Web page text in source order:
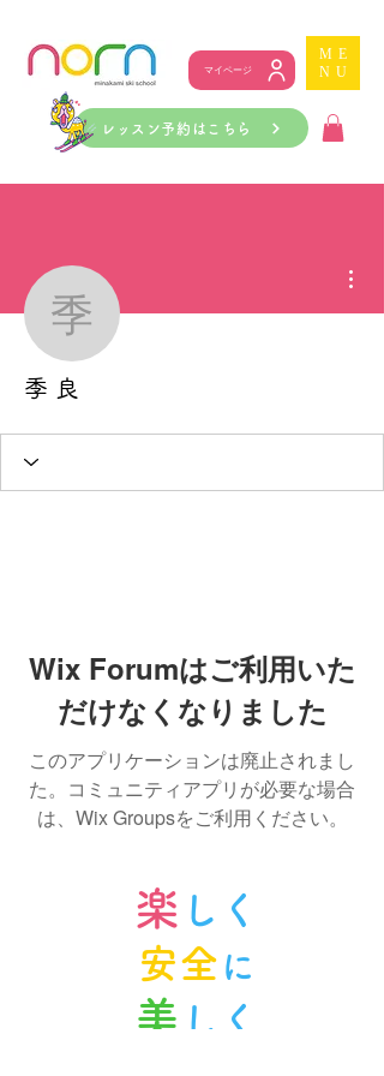
マイページ
ME
NU
レッスン予約はこちら
季 良
季 良
Wix Forumはご利用いた
だけなくなりました
このアプリケーションは廃止されまし
た。コミュニティアプリが必要な場合
は、Wix Groupsをご利用ください。
楽 しく
安全 に
美 しく